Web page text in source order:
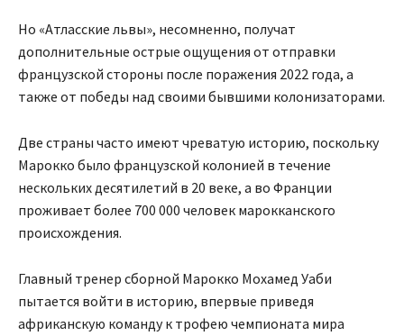
Но «Атласские львы», несомненно, получат
дополнительные острые ощущения от отправки
французской стороны после поражения 2022 года, а
также от победы над своими бывшими колонизаторами.
Две страны часто имеют чреватую историю, поскольку
Марокко было французской колонией в течение
нескольких десятилетий в 20 веке, а во Франции
проживает более 700 000 человек марокканского
происхождения.
Главный тренер сборной Марокко Мохамед Уаби
пытается войти в историю, впервые приведя
африканскую команду к трофею чемпионата мира